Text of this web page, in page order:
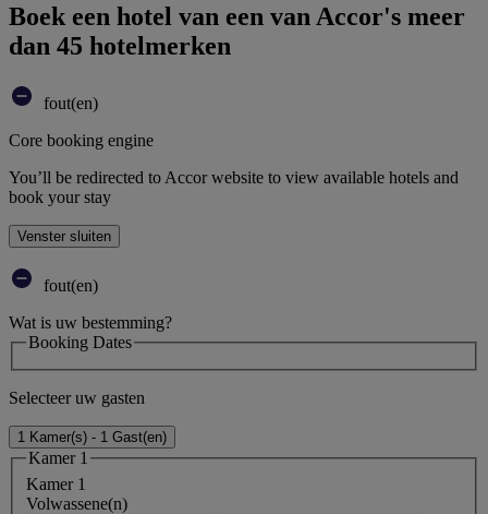
Boek een hotel van een van Accor's meer
dan 45 hotelmerken
fout(en)
Core booking engine
You’ll be redirected to Accor website to view available hotels and
book your stay
Venster sluiten
fout(en)
Wat is uw bestemming?
Booking Dates
Selecteer uw gasten
1 Kamer(s) - 1 Gast(en)
Kamer 1
Kamer 1
Volwassene(n)